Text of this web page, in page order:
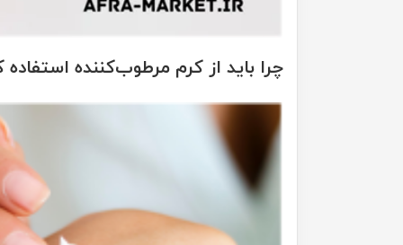
چرا باید از کرم مرطوب‌کننده استفاده